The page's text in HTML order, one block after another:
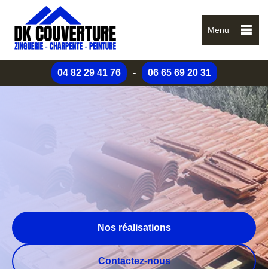
Menu
04 82 29 41 76 - 06 65 69 20 31
Nos réalisations
Contactez-nous